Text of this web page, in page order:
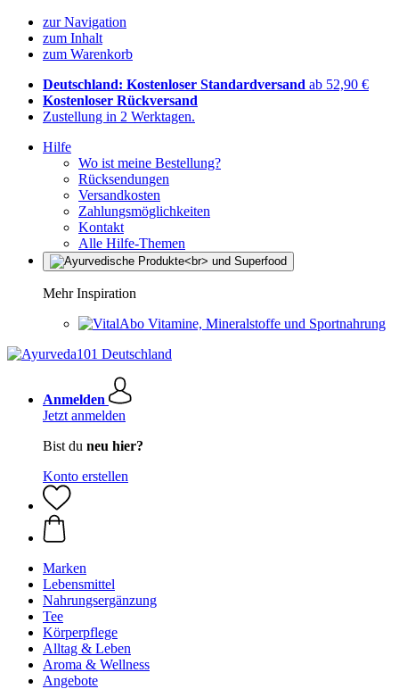
zur Navigation
zum Inhalt
zum Warenkorb
Deutschland: Kostenloser Standardversand ab 52,90 €
Kostenloser Rückversand
Zustellung in 2 Werktagen.
Hilfe
Wo ist meine Bestellung?
Rücksendungen
Versandkosten
Zahlungsmöglichkeiten
Kontakt
Alle Hilfe-Themen
Mehr Inspiration
Vitamine, Mineralstoffe und Sportnahrung
Anmelden
Jetzt anmelden
Bist du neu hier?
Konto erstellen
Marken
Lebensmittel
Nahrungsergänzung
Tee
Körperpflege
Alltag & Leben
Aroma & Wellness
Angebote